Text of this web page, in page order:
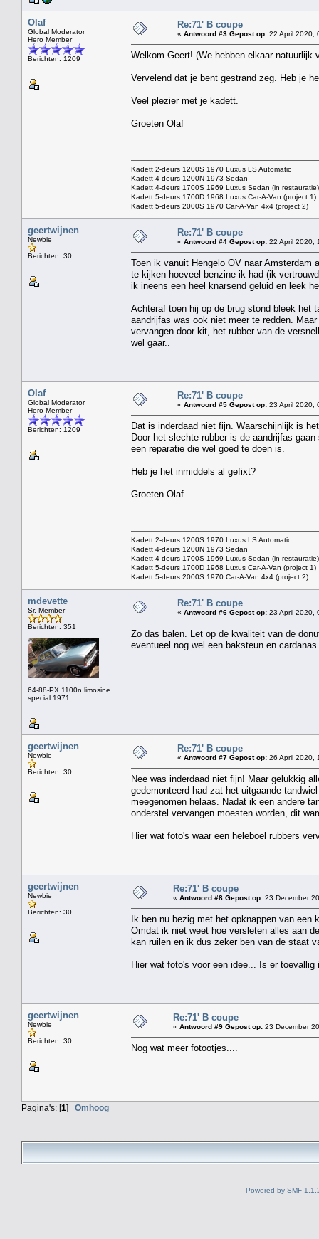
Olaf
Global Moderator
Hero Member
Berichten: 1209
Re:71' B coupe
« Antwoord #3 Gepost op: 22 April 2020,
Welkom Geert! (We hebben elkaar natuurlijk
Vervelend dat je bent gestrand zeg. Heb je
Veel plezier met je kadett.
Groeten Olaf
Kadett 2-deurs 1200S 1970 Luxus LS Automatic
Kadett 4-deurs 1200N 1973 Sedan
Kadett 4-deurs 1700S 1969 Luxus Sedan (in restauratie)
Kadett 5-deurs 1700D 1968 Luxus Car-A-Van (project 1)
Kadett 5-deurs 2000S 1970 Car-A-Van 4x4 (project 2)
geertwijnen
Newbie
Berichten: 30
Re:71' B coupe
« Antwoord #4 Gepost op: 22 April 2020,
Toen ik vanuit Hengelo OV naar Amsterdam
te kijken hoeveel benzine ik had (ik
ik ineens een heel knarsend geluid en leek
Achteraf toen hij op de brug stond bleek het
aandrijfas was ook niet meer te redden.
vervangen door kit, het rubber van de
wel gaar..
Olaf
Global Moderator
Hero Member
Berichten: 1209
Re:71' B coupe
« Antwoord #5 Gepost op: 23 April 2020,
Dat is inderdaad niet fijn. Waarschijnlijk is
Door het slechte rubber is de aandrijfas
een reparatie die wel goed te doen is.
Heb je het inmiddels al gefixt?
Groeten Olaf
Kadett 2-deurs 1200S 1970 Luxus LS Automatic
Kadett 4-deurs 1200N 1973 Sedan
Kadett 4-deurs 1700S 1969 Luxus Sedan (in restauratie)
Kadett 5-deurs 1700D 1968 Luxus Car-A-Van (project 1)
Kadett 5-deurs 2000S 1970 Car-A-Van 4x4 (project 2)
mdevette
Sr. Member
Berichten: 351
64-88-PX 1100n limosine
special 1971
Re:71' B coupe
« Antwoord #6 Gepost op: 23 April 2020,
Zo das balen. Let op de kwaliteit van de
eventueel nog wel een baksteun en
geertwijnen
Newbie
Berichten: 30
Re:71' B coupe
« Antwoord #7 Gepost op: 26 April 2020,
Nee was inderdaad niet fijn! Maar gelukkig
gedemonteerd had zat het uitgaande
meegenomen helaas. Nadat ik een andere
onderstel vervangen moesten worden, dit
Hier wat foto's waar een heleboel rubbers
geertwijnen
Newbie
Berichten: 30
Re:71' B coupe
« Antwoord #8 Gepost op: 23 December
Ik ben nu bezig met het opknappen van een
Omdat ik niet weet hoe versleten alles aan
kan ruilen en ik dus zeker ben van de staat
Hier wat foto's voor een idee... Is er
geertwijnen
Newbie
Berichten: 30
Re:71' B coupe
« Antwoord #9 Gepost op: 23 December
Nog wat meer fotootjes....
Pagina's: [1] Omhoog
Powered by SMF